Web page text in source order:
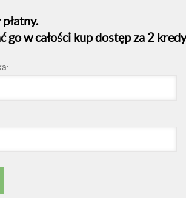
go w całości kup dostęp za 2